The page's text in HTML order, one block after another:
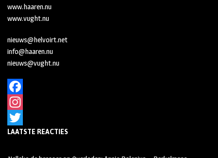
www.haaren.nu
www.vught.nu
nieuws@helvoirt.net
info@haaren.nu
nieuws@vught.nu
F
a
c
n
T
LAATSTE REACTIES